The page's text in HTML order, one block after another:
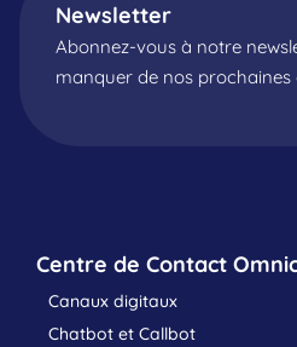
Newsletter
Abonnez-vous à notre
manquer de nos prochaines
Centre de Contact
Canaux digitaux
Chatbot et Callbot